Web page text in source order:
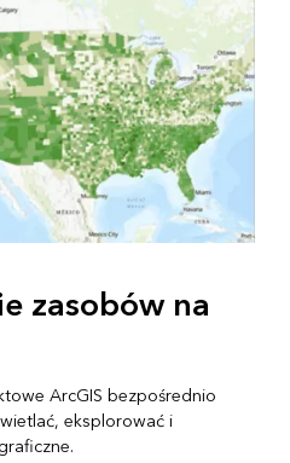
zasobów na
ArcGIS bezpośrednio
eksplorować i